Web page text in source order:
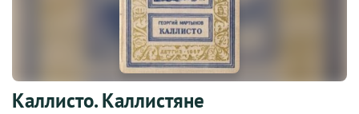
Каллисто. Каллистяне